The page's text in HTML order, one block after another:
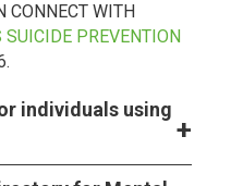
CONNECT WITH
SUICIDE PREVENTION
individuals using